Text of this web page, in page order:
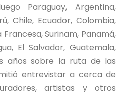
Paraguay, Argentina,
Chile, Ecuador, Colombia,
Surinam, Panamá,
El Salvador, Guatemala,
años sobre la ruta de las
entrevistar a cerca de
artistas y otros